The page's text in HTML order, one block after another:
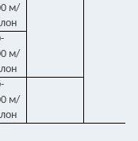
м/
м/
м/